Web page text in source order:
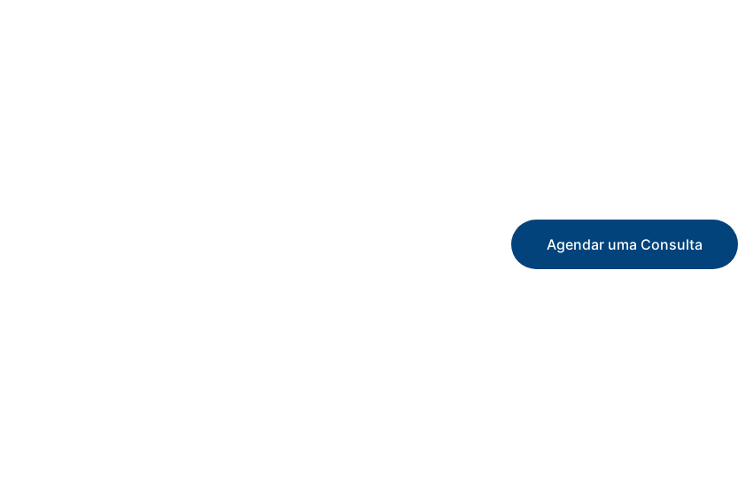
Agendar uma Consulta